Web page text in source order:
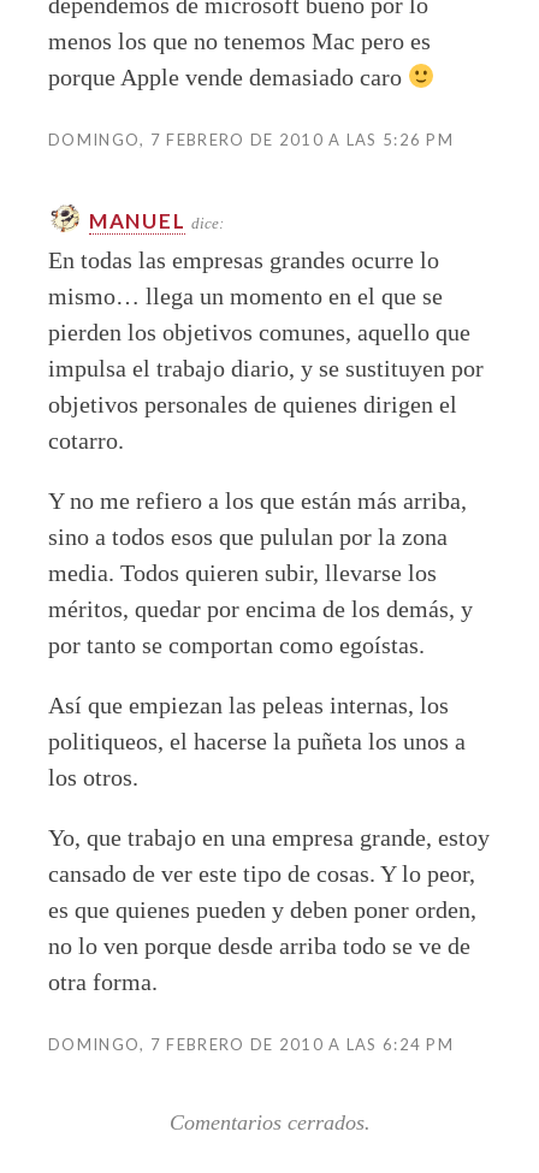
menos los que no tenemos Mac pero es
porque Apple vende demasiado caro
DOMINGO, 7 FEBRERO DE 2010 A LAS 5:26 PM
MANUEL dice:
En todas las empresas grandes ocurre lo
mismo… llega un momento en el que se
pierden los objetivos comunes, aquello que
impulsa el trabajo diario, y se sustituyen por
objetivos personales de quienes dirigen el
cotarro.
Y no me refiero a los que están más arriba,
sino a todos esos que pululan por la zona
media. Todos quieren subir, llevarse los
méritos, quedar por encima de los demás, y
por tanto se comportan como egoístas.
Así que empiezan las peleas internas, los
politiqueos, el hacerse la puñeta los unos a
los otros.
Yo, que trabajo en una empresa grande, estoy
cansado de ver este tipo de cosas. Y lo peor,
es que quienes pueden y deben poner orden,
no lo ven porque desde arriba todo se ve de
otra forma.
DOMINGO, 7 FEBRERO DE 2010 A LAS 6:24 PM
Comentarios cerrados.